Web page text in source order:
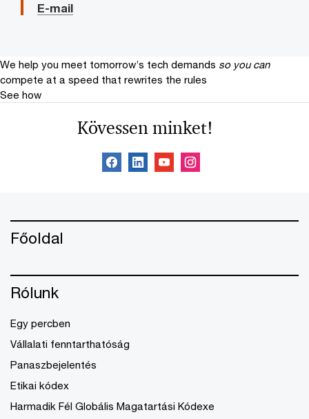
E-mail
We help you meet tomorrow’s tech demands so you can
compete at a speed that rewrites the rules
See how
Kövessen minket!
Főoldal
Rólunk
Egy percben
Vállalati fenntarthatóság
Panaszbejelentés
Etikai kódex
Harmadik Fél Globális Magatartási Kódexe